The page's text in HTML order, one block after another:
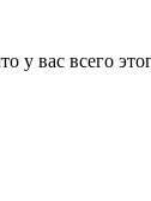
у вас всего